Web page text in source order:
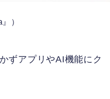
）
ずアプリやAI機能にク